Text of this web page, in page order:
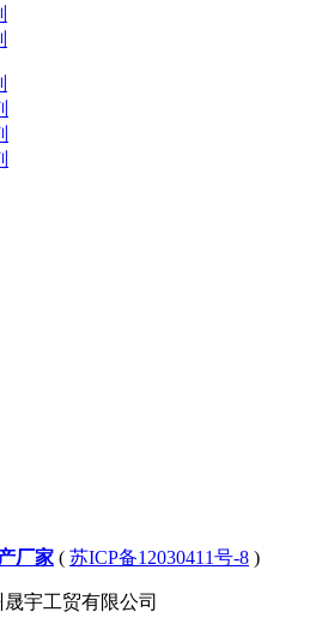
厂家 ( 苏ICP备12030411号-8 )
宇工贸有限公司